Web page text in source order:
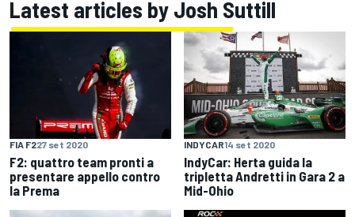
Latest articles by Josh Suttill
FIA F227 set 2020
F2: quattro team pronti a
presentare appello contro
la Prema
INDYCAR14 set 2020
IndyCar: Herta guida la
tripletta Andretti in Gara 2 a
Mid-Ohio